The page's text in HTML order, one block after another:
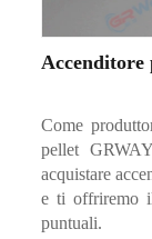
Accenditore
Come
pellet
acquistare
e ti offriremo
puntuali.